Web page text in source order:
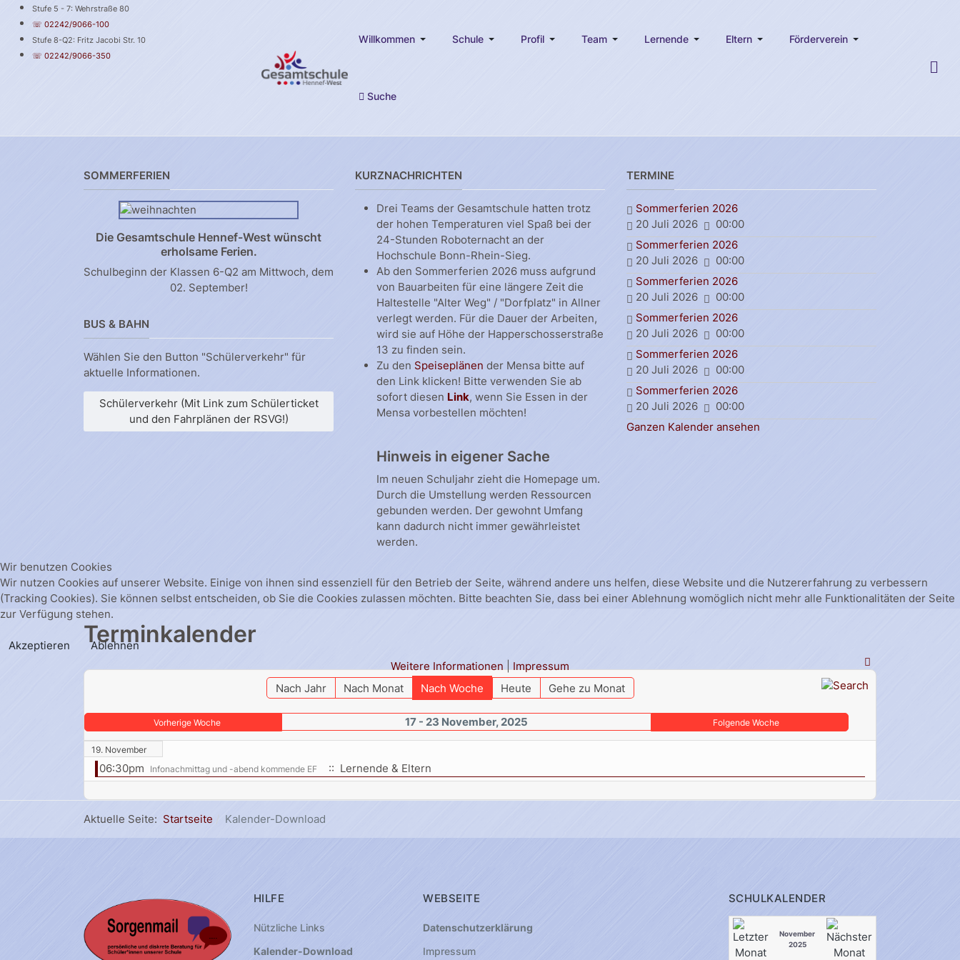
Stufe 5 - 7: Wehrstraße 80
☏ 02242/9066-100
Stufe 8-Q2: Fritz Jacobi Str. 10
☏ 02242/9066-350
Willkommen Schule Profil Team Lernende Eltern Förderverein
Suche
SOMMERFERIEN
Die Gesamtschule Hennef-West wünscht
erholsame Ferien.
Schulbeginn der Klassen 6-Q2 am Mittwoch, dem
02. September!
BUS & BAHN
Wählen Sie den Button "Schülerverkehr" für
aktuelle Informationen.
Schülerverkehr (Mit Link zum Schülerticket
und den Fahrplänen der RSVG!)
KURZNACHRICHTEN
Drei Teams der Gesamtschule hatten trotz
der hohen Temperaturen viel Spaß bei der
24-Stunden Roboternacht an der
Hochschule Bonn-Rhein-Sieg.
Ab den Sommerferien 2026 muss aufgrund
von Bauarbeiten für eine längere Zeit die
Haltestelle "Alter Weg" / "Dorfplatz" in Allner
verlegt werden. Für die Dauer der Arbeiten,
wird sie auf Höhe der Happerschosserstraße
13 zu finden sein.
Zu den Speiseplänen der Mensa bitte auf
den Link klicken! Bitte verwenden Sie ab
sofort diesen Link, wenn Sie Essen in der
Mensa vorbestellen möchten!
Hinweis in eigener Sache
Im neuen Schuljahr zieht die Homepage um.
Durch die Umstellung werden Ressourcen
gebunden werden. Der gewohnt Umfang
kann dadurch nicht immer gewährleistet
werden.
TERMINE
Sommerferien 2026
20 Juli 2026
00:00
Sommerferien 2026
20 Juli 2026
00:00
Sommerferien 2026
20 Juli 2026
00:00
Sommerferien 2026
20 Juli 2026
00:00
Sommerferien 2026
20 Juli 2026
00:00
Sommerferien 2026
20 Juli 2026
00:00
Ganzen Kalender ansehen
Terminkalender
Nach Jahr Nach Monat Nach Woche Heute Gehe zu Monat
Vorherige Woche 17 - 23 November, 2025 Folgende Woche
19. November
06:30pm Infonachmittag und -abend kommende EF :: Lernende & Eltern
Aktuelle Seite: Startseite Kalender-Download
HILFE
Nützliche Links
Kalender-Download
WEBSEITE
Datenschutzerklärung
Impressum
SCHULKALENDER
November
2025
Wir benutzen Cookies
Wir nutzen Cookies auf unserer Website. Einige von ihnen sind essenziell für den Betrieb der Seite, während andere uns helfen, diese Website und die Nutzererfahrung zu verbessern
(Tracking Cookies). Sie können selbst entscheiden, ob Sie die Cookies zulassen möchten. Bitte beachten Sie, dass bei einer Ablehnung womöglich nicht mehr alle Funktionalitäten der Seite
zur Verfügung stehen.
Akzeptieren
Ablehnen
Weitere Informationen
Impressum